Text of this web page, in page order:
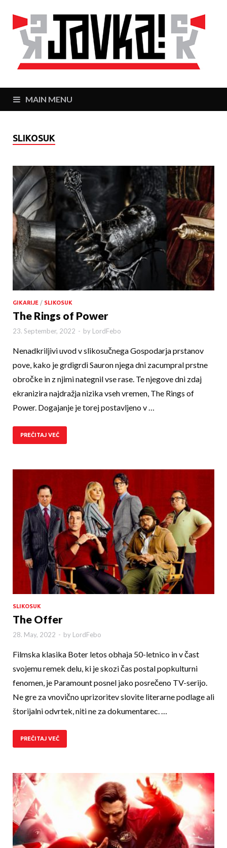
MAIN MENU
SLIKOSUK
GIKARIJE / SLIKOSUK
The Rings of Power
23. September, 2022 - by LordFebo
Nenadkriljivi uvod v slikosučnega Gospodarja prstanov
pove, kako je grdigrdi Sauron njega dni zacumpral prstne
obročke in z njimi nategnil vse rase. Te njegove dni zdaj
ekranizira najdražja nizika vseh vremen, The Rings of
Power. Dogajanje je torej postavljeno v …
PREČITAJ VEČ
SLIKOSUK
The Offer
28. May, 2022 - by LordFebo
Filmska klasika Boter letos obhaja 50-letnico in v čast
svojemu remek delu, ki je skozi čas postal popkulturni
fenomen, je Paramount posnel jako posrečeno TV-serijo.
Ne gre za vnovično uprizoritev slovite literarne podlage ali
štorijalni odvrtek, niti ne za dokumentarec. …
PREČITAJ VEČ